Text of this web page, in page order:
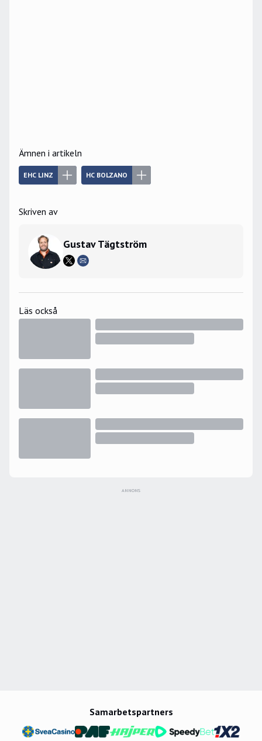
Ämnen i artikeln
EHC LINZ HC BOLZANO
Skriven av
Gustav Tägtström
Läs också
ANNONS
Samarbetspartners